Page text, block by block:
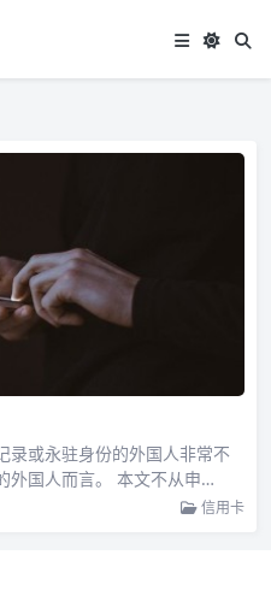
录或永驻身份的外国人非常不
外国人而言。 本文不从申…
信用卡